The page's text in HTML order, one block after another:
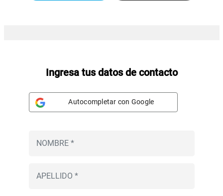
Ingresa tus datos de contacto
Autocompletar con Google